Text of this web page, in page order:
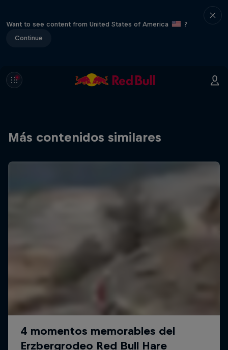
Want to see content from United States of America
?
Continue
Más contenidos similares